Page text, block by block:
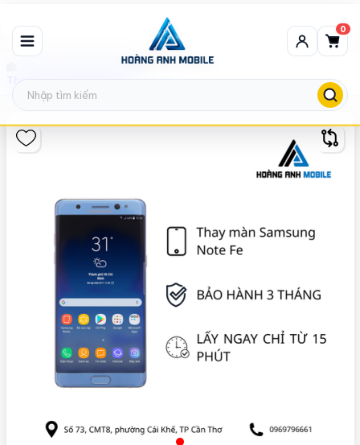
0
Thay màn hình Samsung
Thay màn Samsung Note Fe